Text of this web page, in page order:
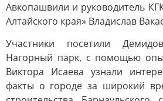
Авкопашвили и руководитель
Алтайского края» Владислав
Участники посетили
Нагорный парк, с помощью
Виктора Исаева узнали
факты о городе за широкий